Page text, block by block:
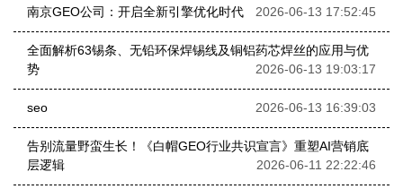
南京GEO公司：开启全新引擎优化时代
2026-06-13 17:52:45
全面解析63锡条、无铅环保焊锡线及铜铝药芯焊丝的应用与优
势
2026-06-13 19:03:17
seo 2026-06-13 16:39:03
告别流量野蛮生长！《白帽GEO行业共识宣言》重塑AI营销底
层逻辑
2026-06-11 22:22:46